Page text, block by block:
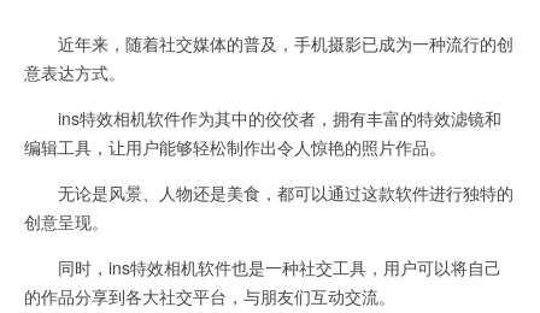
近年来，随着社交媒体的普及，手机摄影已成为一种流行的创
意表达方式。
ins特效相机软件作为其中的佼佼者，拥有丰富的特效滤镜和
编辑工具，让用户能够轻松制作出令人惊艳的照片作品。
无论是风景、人物还是美食，都可以通过这款软件进行独特的
创意呈现。
同时，ins特效相机软件也是一种社交工具，用户可以将自己
的作品分享到各大社交平台，与朋友们互动交流。